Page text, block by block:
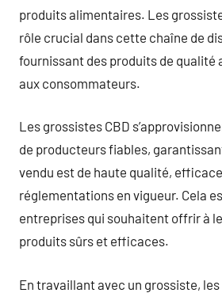
produits alimentaires. Les
rôle crucial dans cette chaîne de
fournissant des produits de qualité
aux consommateurs.
Les grossistes CBD
de producteurs fiables,
vendu est de haute qualité,
réglementations en vigueur. Cela
entreprises qui souhaitent offrir à
produits sûrs et efficaces.
En travaillant avec un grossiste,